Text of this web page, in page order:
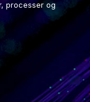
processer og